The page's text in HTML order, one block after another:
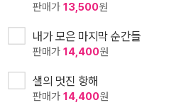
판매가 13,500원
내가 모은 마지막 순간들
판매가 14,400원
샐의 멋진 항해
판매가 14,400원